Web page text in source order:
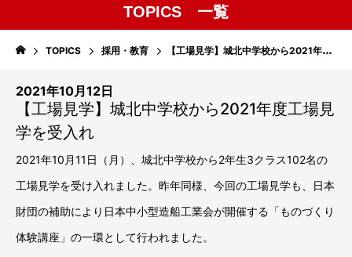
TOPICS 一覧
TOPICS 採用・教育 【工場見学】城北中学校から2021年度工場見学を受入れ
2021年10月12日
【工場見学】城北中学校から2021年度工場見
学を受入れ
2021年10月11日（月）、城北中学校から2年生3クラス102名の
工場見学を受け入れました。昨年同様、今回の工場見学も、日本
財団の補助により日本中小型造船工業会が開催する「ものづくり
体験講座」の一環として行われました。